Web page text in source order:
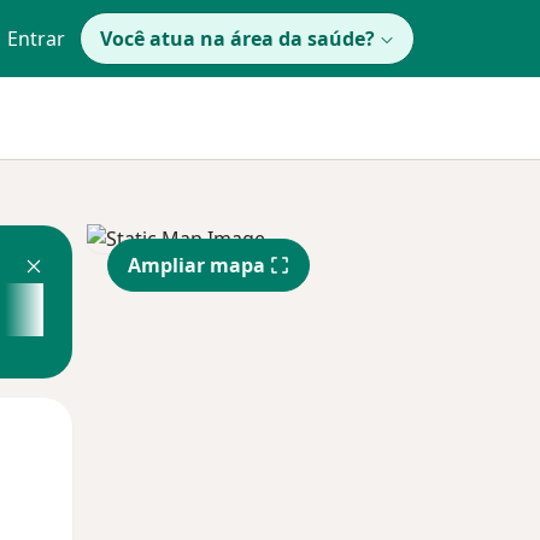
Entrar Você atua na área da saúde?
Ampliar mapa